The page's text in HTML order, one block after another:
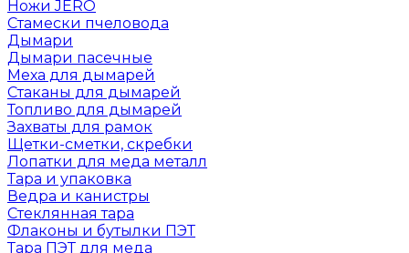
Ножи JERO
Стамески пчеловода
Дымари
Дымари пасечные
Меха для дымарей
Стаканы для дымарей
Топливо для дымарей
Захваты для рамок
Щетки-сметки, скребки
Лопатки для меда металл
Тара и упаковка
Ведра и канистры
Стеклянная тара
Флаконы и бутылки ПЭТ
Тара ПЭТ для меда